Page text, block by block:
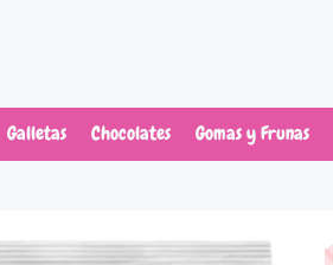
Galletas Chocolates Gomas y Frunas